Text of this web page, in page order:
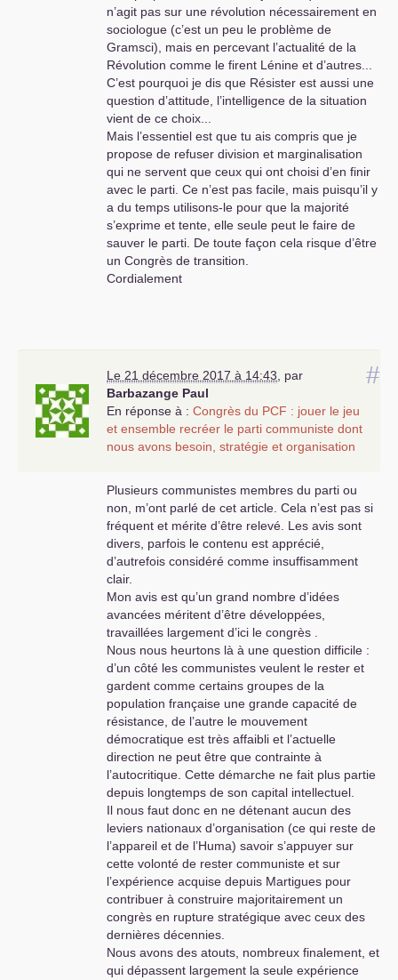
développées .Gramsci pensa la défaite de
1926 duPCIà partir de la situation italienne.
En France, il ne fut pas question de refaire
Commune mais d’investir dans une organisation
« ouvrière » se faisant «communiste» parce
que nous avions l’expérience de 1830,1848, la
Commune. Ce ne fut pas pour rien dans la
suite...
Les révolutions qui marchent sont celles qui
s’ancrent sur le terreau des peuples et les
réalités nationale de développementy
compris la démographie , la géographie,
l’expérience historique... .
En ce sens nul modèle mais des exemples
génériques.
Il faudrait aussi repenser à généraliser la notion
de «petite bourgeoise réactionnaire» dans la
recomposition actuelle du capital et aussi dans
les pays qui se développent à partir d’autres
Fondamentalement,l’internationalisme doit
être un lieu de réflexion sur les dynamiques
des forces productives.Elles reposent sur
l’avancée des connaissances. Tous les pays les
« partagent» au moins en puissance...
Reprendre le fil du mode de production, et des
dynamiques des forces productive, sortir du
verbiage qui veulent interdire la réflexion sur la
révolution du numérique, de l’intelligente
artificielle, de la mise en réseau, des données
me semble être un chantier à ouvrir à
l’international et dans lePCF.
Fraternellement
n’agit pas sur une révolution nécessairement en
sociologue (c’est un peu le problème de
Gramsci), mais en percevant l’actualité de la
Révolution comme le firent Lénine et d’autres...
C’est pourquoi je dis que Résister est aussi une
question d’attitude, l’intelligence de la situation
vient de ce choix...
Mais l’essentiel est que tu ais compris que je
propose de refuser division et marginalisation
qui ne servent que ceux qui ont choisi d’en finir
avec le parti. Ce n’est pas facile, mais puisqu’il y
a du temps utilisons-le pour que la majorité
s’exprime et tente, elle seule peut le faire de
sauver le parti. De toute façon cela risque d’être
un Congrès de transition.
Cordialement
#
Le 21 décembre 2017 à 14:43
par
Barbazange Paul
En réponse à : Congrès du PCF : jouer le jeu
et ensemble recréer le parti communiste dont
nous avons besoin, stratégie et organisation
Plusieurs communistes membres du parti ou
non, m’ont parlé de cet article. Cela n’est pas si
fréquent et mérite d’être relevé. Les avis sont
divers, parfois le contenu est apprécié,
d’autrefois considéré comme insuffisamment
clair.
Mon avis est qu’un grand nombre d’idées
avancées méritent d’être développées,
travaillées largement d’ici le congrès .
Nous nous heurtons là à une question difficile :
d’un côté les communistes veulent le rester et
gardent comme certains groupes de la
population française une grande capacité de
résistance, de l’autre le mouvement
démocratique est très affaibli et l’actuelle
direction ne peut être que contrainte à
l’autocritique. Cette démarche ne fait plus partie
depuis longtemps de son capital intellectuel.
Il nous faut donc en ne détenant aucun des
leviers nationaux d’organisation (ce qui reste de
l’appareil et de l’Huma) savoir s’appuyer sur
cette volonté de rester communiste et sur
l’expérience acquise depuis Martigues pour
contribuer à construire majoritairement un
congrès en rupture stratégique avec ceux des
dernières décennies.
Nous avons des atouts, nombreux finalement, et
qui dépassent largement la seule expérience